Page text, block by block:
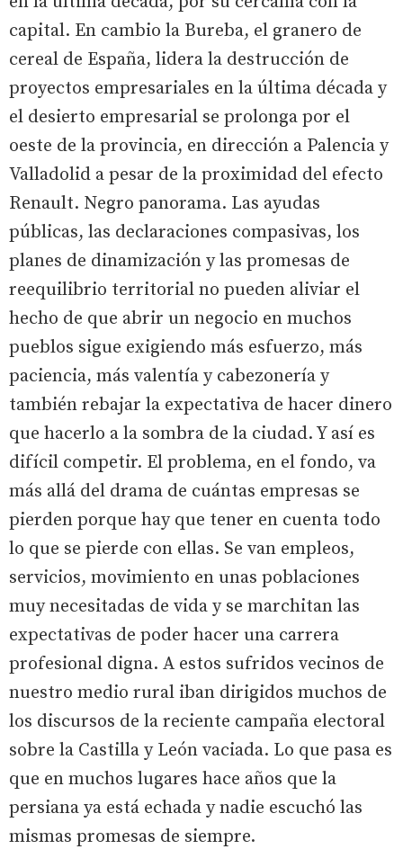
capital. En cambio la Bureba, el granero de
cereal de España, lidera la destrucción de
proyectos empresariales en la última década y
el desierto empresarial se prolonga por el
oeste de la provincia, en dirección a Palencia y
Valladolid a pesar de la proximidad del efecto
Renault. Negro panorama. Las ayudas
públicas, las declaraciones compasivas, los
planes de dinamización y las promesas de
reequilibrio territorial no pueden aliviar el
hecho de que abrir un negocio en muchos
pueblos sigue exigiendo más esfuerzo, más
paciencia, más valentía y cabezonería y
también rebajar la expectativa de hacer dinero
que hacerlo a la sombra de la ciudad. Y así es
difícil competir. El problema, en el fondo, va
más allá del drama de cuántas empresas se
pierden porque hay que tener en cuenta todo
lo que se pierde con ellas. Se van empleos,
servicios, movimiento en unas poblaciones
muy necesitadas de vida y se marchitan las
expectativas de poder hacer una carrera
profesional digna. A estos sufridos vecinos de
nuestro medio rural iban dirigidos muchos de
los discursos de la reciente campaña electoral
sobre la Castilla y León vaciada. Lo que pasa es
que en muchos lugares hace años que la
persiana ya está echada y nadie escuchó las
mismas promesas de siempre.